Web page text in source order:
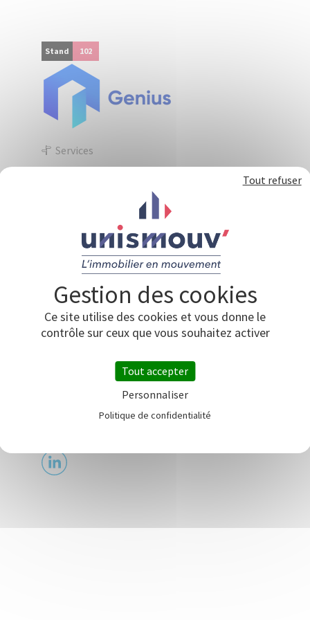
Stand 102
Services
Le premier assistant digital dédié aux syndics.
Renforcez la satisfaction de vos clients,
apportez du confort et de l’expertise à vos
collaborateurs.
Découvrez notre assistant digital intelligent,
conçu pour simplifier vos tâches et vous faire
immobilière. Ne laissez plus votre quotidien
vous faire perdre du temps, concentrez-vous sur
Ce site utilise des cookies et vous donne le
contrôle sur ceux que vous souhaitez activer
Tout accepter
Tout refuser
Personnaliser
Politique de confidentialité